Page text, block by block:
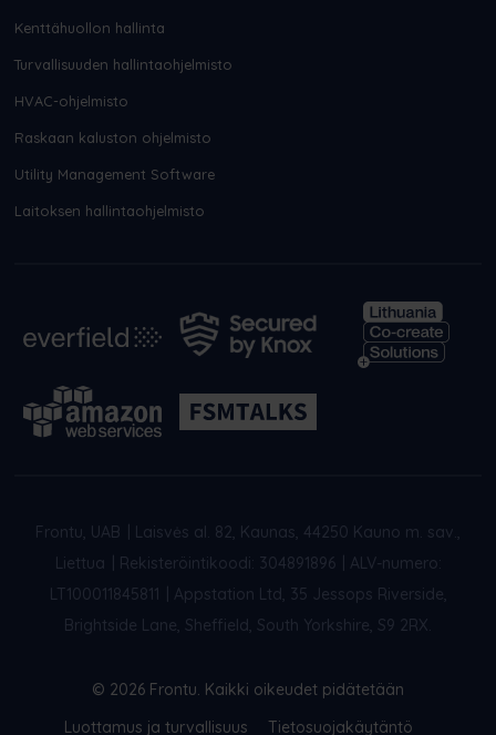
Kenttähuollon hallinta
Turvallisuuden hallintaohjelmisto
HVAC-ohjelmisto
Raskaan kaluston ohjelmisto
Utility Management Software
Laitoksen hallintaohjelmisto
Frontu, UAB
Laisvės al. 82, Kaunas, 44250 Kauno m. sav.,
Liettua
Rekisteröintikoodi: 304891896
ALV-numero:
LT100011845811
Appstation Ltd, 35 Jessops Riverside,
Brightside Lane, Sheffield, South Yorkshire, S9 2RX.
© 2026 Frontu. Kaikki oikeudet pidätetään
Luottamus ja turvallisuus
Tietosuojakäytäntö